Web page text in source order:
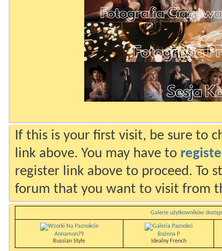
If this is your first visit, be sure to
link above. You may have to
register link above to proceed. To
forum that you want to visit from
Galerie użytkowników
Annamon79
Russian Style
Bożena P
Idealny French